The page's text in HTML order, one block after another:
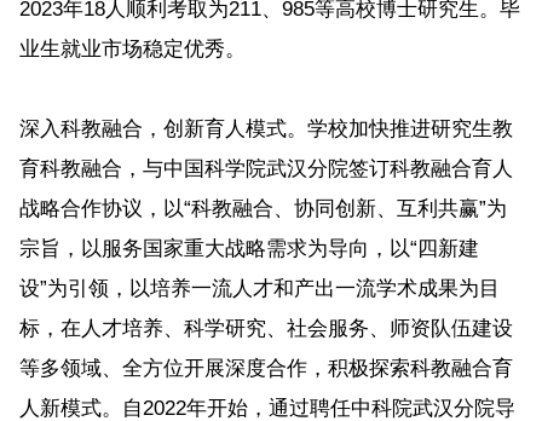
2023年18人顺利考取为211、985等高校博士研究生。毕
业生就业市场稳定优秀。
深入科教融合，创新育人模式。学校加快推进研究生教
育科教融合，与中国科学院武汉分院签订科教融合育人
战略合作协议，以“科教融合、协同创新、互利共赢”为
宗旨，以服务国家重大战略需求为导向，以“四新建
设”为引领，以培养一流人才和产出一流学术成果为目
标，在人才培养、科学研究、社会服务、师资队伍建设
等多领域、全方位开展深度合作，积极探索科教融合育
人新模式。自2022年开始，通过聘任中科院武汉分院导